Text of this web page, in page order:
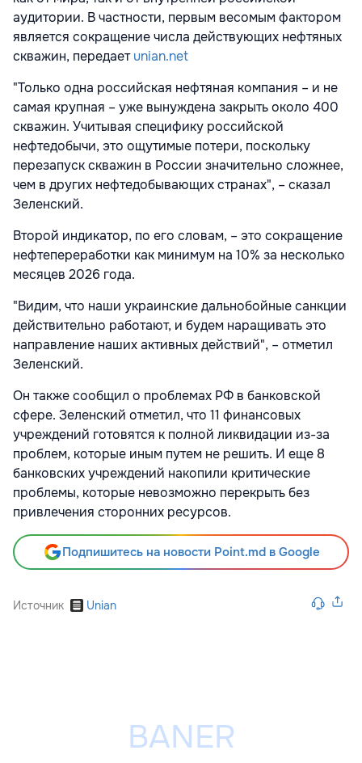
аудитории. В частности, первым весомым фактором
является сокращение числа действующих нефтяных
скважин, передаетunian.net
"Только одна российская нефтяная компания – и не
самая крупная – уже вынуждена закрыть около 400
скважин. Учитывая специфику российской
нефтедобычи, это ощутимые потери, поскольку
перезапуск скважин в России значительно сложнее,
чем в других нефтедобывающих странах", – сказал
Зеленский.
Второй индикатор, по его словам, – это сокращение
нефтепереработки как минимум на 10% за несколько
месяцев 2026 года.
"Видим, что наши украинские дальнобойные санкции
действительно работают, и будем наращивать это
направление наших активных действий", – отметил
Зеленский.
Он также сообщил о проблемах РФ в банковской
сфере. Зеленский отметил, что 11 финансовых
учреждений готовятся к полной ликвидации из-за
проблем, которые иным путем не решить. И еще 8
банковских учреждений накопили критические
проблемы, которые невозможно перекрыть без
привлечения сторонних ресурсов.
Подпишитесь на новости Point.md в Google
Источник Unian